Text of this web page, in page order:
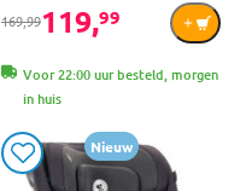
169,99119,99
Voor 22:00 uur besteld, morgen
in huis
Nieuw